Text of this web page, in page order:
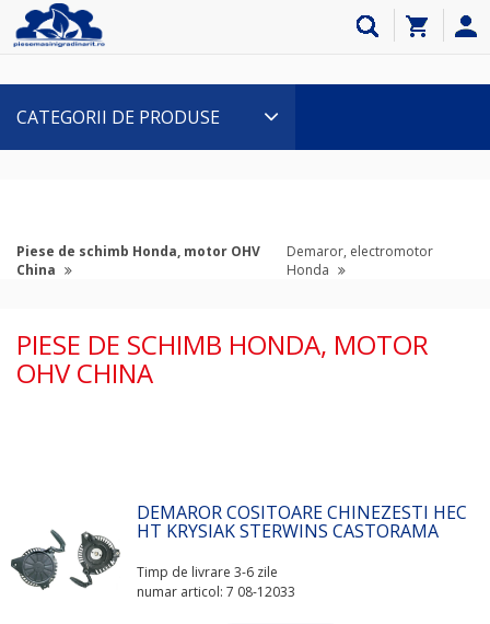
CATEGORII DE PRODUSE
Piese de schimb Honda, motor OHV
China
Demaror, electromotor
Honda
PIESE DE SCHIMB HONDA, MOTOR
OHV CHINA
DEMAROR COSITOARE CHINEZESTI HEC
HT KRYSIAK STERWINS CASTORAMA
Timp de livrare 3-6 zile
numar articol: 7 08-12033